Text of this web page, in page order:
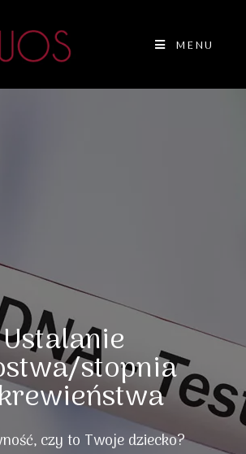
MENU
Ustalanie
stopnia
czy to Twoje dziecko?